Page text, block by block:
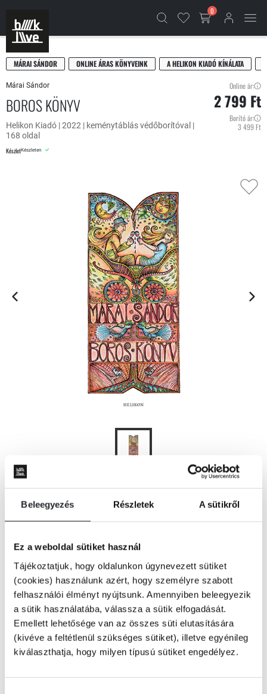
Beleegyezés Részletek A sütikről
Ez a weboldal sütiket használ
Tájékoztatjuk, hogy oldalunkon úgynevezett sütiket
(cookies) használunk azért, hogy személyre szabott
felhasználói élményt nyújtsunk. Amennyiben beleegyezik
a sütik használatába, válassza a sütik elfogadását.
Emellett lehetősége van az összes süti elutasítására
(kivéve a feltétlenül szükséges sütiket), illetve egyénileg
kiválaszthatja, hogy milyen típusú sütiket engedélyez.
0
MÁRAI SÁNDOR ONLINE ÁRAS KÖNYVEINK A HELIKON KIADÓ KÍNÁLATA
Márai Sándor
BOROS KÖNYV
Helikon Kiadó | 2022 | keménytáblás védőborítóval |
168 oldal
KészletKészleten
Online ár:
2 799 Ft
Borító ár:
3 499 Ft
Márai Sándornak számos önálló írása van a borról, ilyen a már
Füves könyv vagy a Szindbád hazamegy vagy a Teljes Napló is sok helyütt
előbukkan. Mint egy olyan téma, mely elválaszthatatlan Márai Sándortól
íróként és emberként egyaránt. A Boros könyv a Helikon Kiadó
gondozásában egy új sorozat részeként jelenik meg, melyben Márai
életbölcsességeit olvashatjuk. A sorozat köteteit Kő Boldizsár
csodálatos illusztrációi díszítik.Tovább
KÖNYV ADATAI